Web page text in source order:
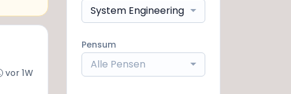
vor 1W
System Engineering
Pensum
Alle Pensen